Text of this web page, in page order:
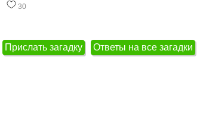
30
Прислать загадку Ответы на все загадки